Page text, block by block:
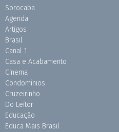
Sorocaba
Agenda
Artigos
Brasil
Canal 1
Casa e Acabamento
Cinema
Condomínios
Cruzeirinho
Do Leitor
Educação
Educa Mais Brasil